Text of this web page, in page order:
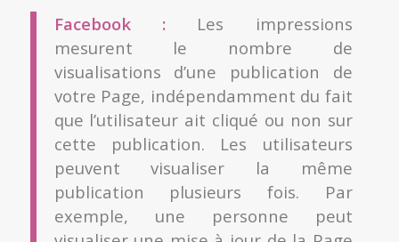
Facebook : Les impressions
mesurent le nombre de
visualisations d’une publication de
votre Page, indépendamment du fait
que l’utilisateur ait cliqué ou non sur
cette publication. Les utilisateurs
peuvent visualiser la même
publication plusieurs fois. Par
exemple, une personne peut